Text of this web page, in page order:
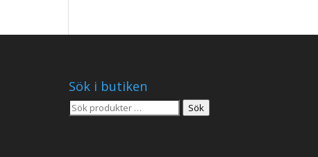
Sök i butiken
Sök
Sök